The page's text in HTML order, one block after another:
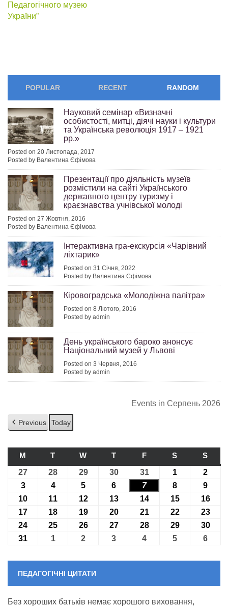
Педагогічного музею
України”
POPULAR RECENT RANDOM
Науковий семінар «Визначні
особистості, митці, діячі науки і культури
та Українська революція 1917 – 1921
рр.»
Posted on 20 Листопада, 2017
Posted by Валентина Єфімова
Презентації про діяльність музеїв
розмістили на сайті Українського
державного центру туризму і
краєзнавства учнівської молоді
Posted on 27 Жовтня, 2016
Posted by Валентина Єфімова
Інтерактивна гра-екскурсія «Чарівний
ліхтарик»
Posted on 31 Січня, 2022
Posted by Валентина Єфімова
Кіровоградська «Молодіжна палітра»
Posted on 8 Лютого, 2016
Posted by admin
День українського бароко анонсує
Національний музей у Львові
Posted on 3 Червня, 2016
Posted by admin
Events in Серпень 2026
Previous Today
M ПОНЕДІЛОК
T ВІВТОРОК
W СЕРЕДА
TЧЕТВЕР
FП’ЯТНИЦЯ
S СУБОТА
S
27 27.07.2026
28 28.07.2026
2929.07.2026
3030.07.2026
3131.07.2026
1 01.08.2026
2
303.08.2026
404.08.2026
5 05.08.2026
6 06.08.2026
707.08.2026
8 08.08.2026
9
10 10.08.2026
11 11.08.2026
1212.08.2026
1313.08.2026
1414.08.2026
1515.08.2026
16
17 17.08.2026
18 18.08.2026
1919.08.2026
2020.08.2026
2121.08.2026
2222.08.2026
23
24 24.08.2026
25 25.08.2026
2626.08.2026
2727.08.2026
2828.08.2026
2929.08.2026
30
31 31.08.2026
101.09.2026
2 02.09.2026
3 03.09.2026
4 04.09.2026
5 05.09.2026
6
ПЕДАГОГІЧНІ ЦИТАТИ
Без хороших батьків немає хорошого виховання,